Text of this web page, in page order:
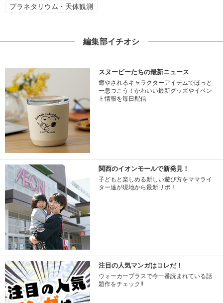
プラネタリウム・天体観測
編集部イチオシ
スヌーピーたちの最新ニュース
癒やされるキャラクターアイテムでほっと
一息つこう！かわいい最新グッズやイベン
ト情報を毎日配信
関西のイオンモールで新発見！
子どもと楽しめる新しい遊び方をママライ
ター達が現地から最新リポ！
注目の人気マンガはコレだ！
ウォーカープラスで今一番読まれている話
題作をチェック!!